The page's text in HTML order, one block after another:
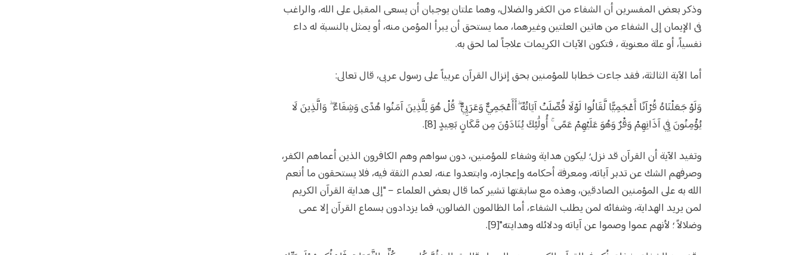
وذكر بعض المفسرين أن الشفاء من الكفر والضلال، وهما علتان يوجبان أن يسعى المقبل على الله، والراغب
فى الإيمان إلى الشفاء من هاتين العلتين وغيرهما، مما يستحق أن يبرأ المؤمن منه، أو يمثل بالنسبة له داء
نفسياً، أو علة معنوية ، فتكون الآيات الكريمات علاجاً لما لحق به.
أما الآية الثالثة، فقد جاءت خطابا للمؤمنين بحق إنزال القرآن عربياً على رسول عربى، قال تعالى:
وَلَوْ جَعَلْنَاهُ قُرْآنًا أَعْجَمِيًّا لَّقَالُوا لَوْلَا فُصِّلَتْ آيَاتُهُ ۖأَأَعْجَمِيٌّ وَعَرَبِيٌّ ۗ قُلْ هُوَ لِلَّذِينَ آمَنُوا هُدًى وَشِفَاءٌ ۖ وَالَّذِينَ لَا
يُؤْمِنُونَ فِي آذَانِهِمْ وَقْرٌ وَهُوَ عَلَيْهِمْ عَمًى ۚ أُولَٰئِكَ يُنَادَوْنَ مِن مَّكَانٍ بَعِيدٍ [8].
وتفيد الآية أن القرآن قد نزل؛ ليكون هداية وشفاء للمؤمنين، دون سواهم وهم الكافرون الذين أعماهم الكفر،
وصرفهم الشك عن تدبر آياته، ومعرفة أحكامه وإعجازه، وابتعدوا عنه، لعدم الثقة فيه، فلا يستحقون ما أنعم
الله به على المؤمنين الصادقين، وهذه مع سابقتها تشير كما قال بعض العلماء – "إلى هداية القرآن الكريم
لمن يريد الهداية، وشفائه لمن يطلب الشفاء، أما الظالمون الضالون، فما يزدادون بسماع القرآن إلا عمى
وضلالاً ؛ لأنهم عموا وصموا عن آياته ودلائله وهدايته"[9].